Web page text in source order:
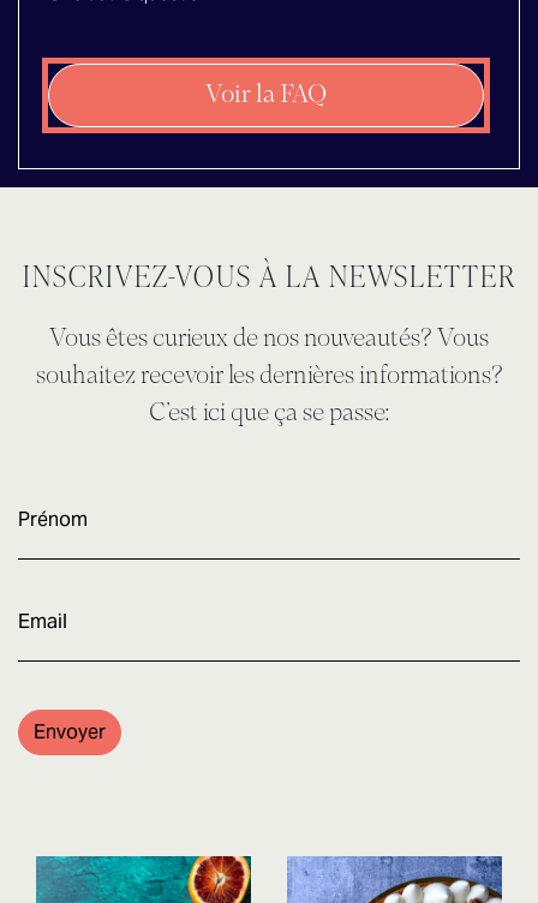
Voir la FAQ
INSCRIVEZ-VOUS À LA NEWSLETTER
Vous êtes curieux de nos nouveautés? Vous
souhaitez recevoir les dernières informations?
C’est ici que ça se passe:
mail
Envoyer